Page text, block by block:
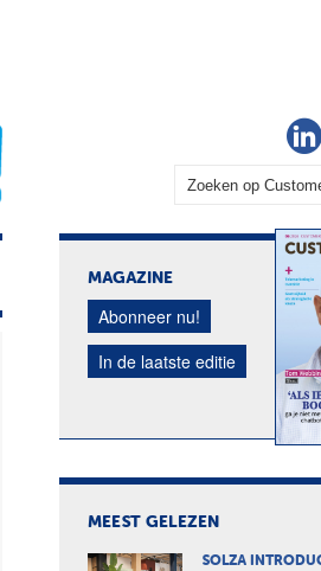
MAGAZINE
Abonneer nu!
In de laatste editie
MEEST GELEZEN
SOLZA